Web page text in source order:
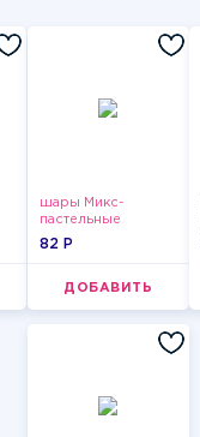
шары Микс-
пастельные
82 P
ДОБАВИТЬ